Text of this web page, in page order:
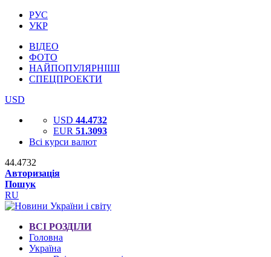
РУС
УКР
ВІДЕО
ФОТО
НАЙПОПУЛЯРНІШІ
СПЕЦПРОЕКТИ
USD
USD 44.4732
EUR 51.3093
Всі курси валют
44.4732
Авторизація
Пошук
RU
ВСІ РОЗДІЛИ
Головна
Україна